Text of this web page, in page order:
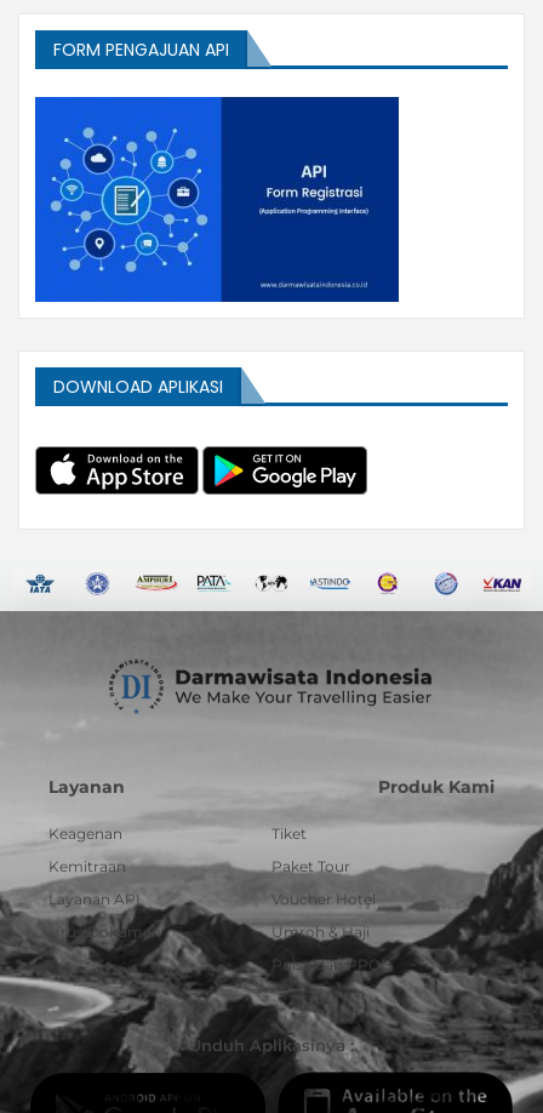
FORM PENGAJUAN API
DOWNLOAD APLIKASI
Layanan
Keagenan
Kemitraan
Layanan API
Urus Dokumen
Produk Kami
Tiket
Paket Tour
Voucher Hotel
Umroh & Haji
Pulsa dan PPOB
Unduh Aplikasinya :